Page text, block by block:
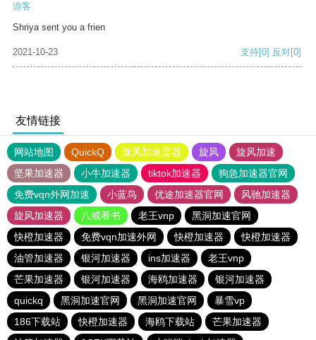
游客
Shriya sent you a frien
2021-10-23 支持[0] 反对[0]
友情链接
网站地图 QuickQ 旋风加速度器 旋风
旋风加速
坚果加速器
小牛加速器 tiktok加速器
狗急加速器官网
免费vqn外网加速
小蓝鸟 优途加速器官网
风驰加速器
旋风加速器
八戒看书 老王vnp
黑洞加速官网
快橙加速器
免费vqn加速外网 快橙加速器
快橙加速器
油管加速器
银河加速器 ins加速器
老王vnp
芒果加速器
银河加速器 海鸥加速器
银河加速器
quickq
黑洞加速官网 黑洞加速官网
暴雪vp
186下载站
快橙加速器 海鸥下载站
芒果加速器